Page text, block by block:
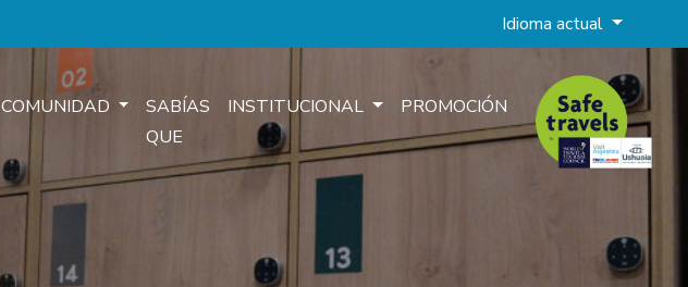
Idioma actual
COMUNIDAD
SABÍAS
QUE
INSTITUCIONAL PROMOCIÓN